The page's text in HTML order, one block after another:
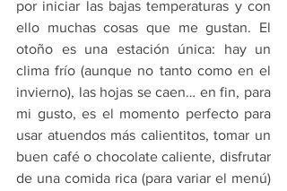
por iniciar las bajas temperaturas y con
ello muchas cosas que me gustan. El
otoño es una estación única: hay un
clima frío (aunque no tanto como en el
invierno), las hojas se caen… en fin, para
mi gusto, es el momento perfecto para
usar atuendos más calientitos, tomar un
buen café o chocolate caliente, disfrutar
de una comida rica (para variar el menú)